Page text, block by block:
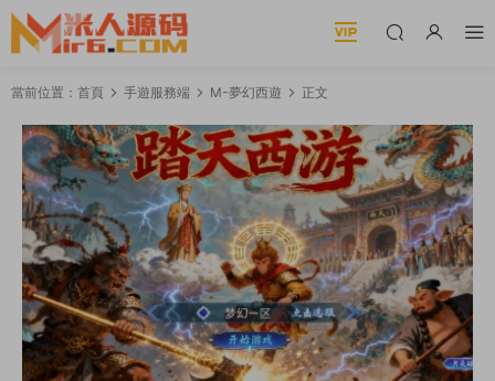
當前位置： 首頁 手遊服務端 M-夢幻西遊 正文